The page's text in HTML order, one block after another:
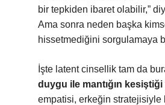
bir tepkiden ibaret olabilir,”
Ama sonra neden başka
hissetmediğini sorgulamaya
İşte latent cinsellik tam da
duygu ile mantığın
empatisi, erkeğin stratejisiyle